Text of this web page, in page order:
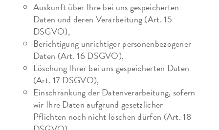
Auskunft über Ihre bei uns gespeicherten
Daten und deren Verarbeitung (Art. 15
DSGVO),
Berichtigung unrichtiger personenbezogener
Daten (Art. 16 DSGVO),
Löschung Ihrer bei uns gespeicherten Daten
(Art. 17 DSGVO),
Einschränkung der Datenverarbeitung, sofern
wir Ihre Daten aufgrund gesetzlicher
Pflichten noch nicht löschen dürfen (Art. 18